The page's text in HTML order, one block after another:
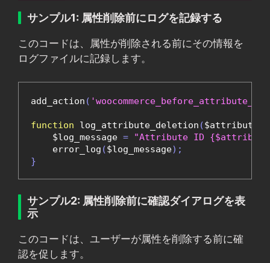
サンプル1: 属性削除前にログを記録する
このコードは、属性が削除される前にその情報を
ログファイルに記録します。
add_action (
function log_attribute_deletion (
    $log_message
=
"Attribute ID
    error_log
($log_message);
}
サンプル2: 属性削除前に確認ダイアログを表
示
このコードは、ユーザーが属性を削除する前に確
認を促します。